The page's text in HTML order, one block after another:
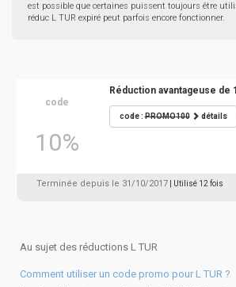
est possible que certaines puissent toujours être
réduc L TUR expiré peut parfois encore fonctionner.
code
10%
Réduction avantageuse de
code :PROMO100 détails
Terminée depuis le 31/10/2017 | Utilisé 12 fois
Au sujet des réductions L TUR
Comment utiliser un code promo pour L TUR ?